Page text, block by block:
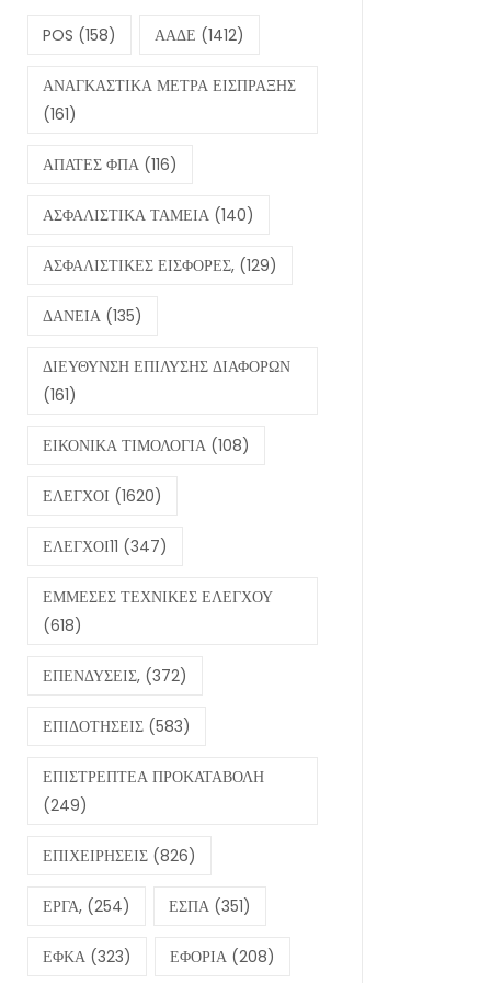
POS (158) ΑΑΔΕ (1412)
ΑΝΑΓΚΑΣΤΙΚΑ ΜΕΤΡΑ ΕΙΣΠΡΑΞΗΣ
(161)
ΑΠΑΤΕΣ ΦΠΑ (116)
ΑΣΦΑΛΙΣΤΙΚΑ ΤΑΜΕΙΑ (140)
ΑΣΦΑΛΙΣΤΙΚΕΣ ΕΙΣΦΟΡΕΣ, (129)
ΔΑΝΕΙΑ (135)
ΔΙΕΥΘΥΝΣΗ ΕΠΙΛΥΣΗΣ ΔΙΑΦΟΡΩΝ
(161)
ΕΙΚΟΝΙΚΑ ΤΙΜΟΛΟΓΙΑ (108)
ΕΛΕΓΧΟΙ (1620)
ΕΛΕΓΧΟΙ11 (347)
ΕΜΜΕΣΕΣ ΤΕΧΝΙΚΕΣ ΕΛΕΓΧΟΥ
(618)
ΕΠΕΝΔΥΣΕΙΣ, (372)
ΕΠΙΔΟΤΗΣΕΙΣ (583)
ΕΠΙΣΤΡΕΠΤΕΑ ΠΡΟΚΑΤΑΒΟΛΗ
(249)
ΕΠΙΧΕΙΡΗΣΕΙΣ (826)
ΕΡΓΑ, (254) ΕΣΠΑ (351)
ΕΦΚΑ (323) ΕΦΟΡΙΑ (208)